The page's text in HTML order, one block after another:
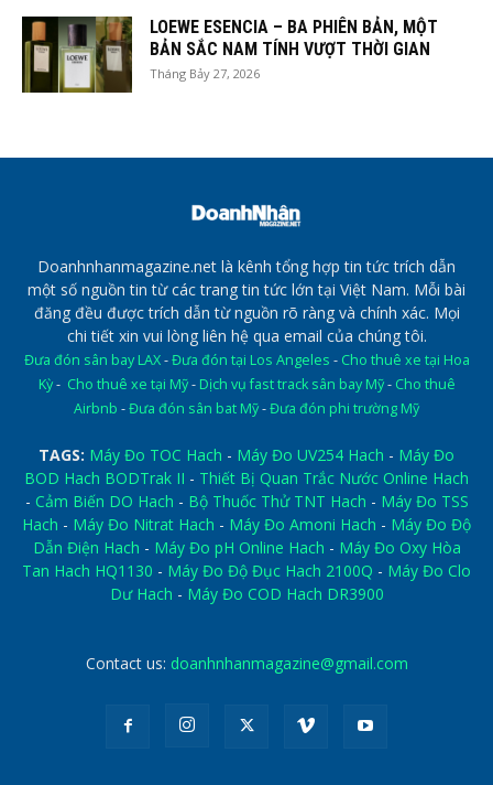
LOEWE ESENCIA – BA PHIÊN BẢN, MỘT
BẢN SẮC NAM TÍNH VƯỢT THỜI GIAN
Tháng Bảy 27, 2026
Doanhnhanmagazine.net là kênh tổng hợp tin tức trích dẫn
một số nguồn tin từ các trang tin tức lớn tại Việt Nam. Mỗi bài
đăng đều được trích dẫn từ nguồn rõ ràng và chính xác. Mọi
chi tiết xin vui lòng liên hệ qua email của chúng tôi.
Đưa đón sân bay LAX-Đưa đón tại Los Angeles - Cho thuê xe tại Hoa
Kỳ- Cho thuê xe tại Mỹ- Dịch vụ fast track sân bay Mỹ- Cho thuê
Airbnb -Đưa đón sân bat Mỹ-Đưa đón phi trường Mỹ
TAGS: Máy Đo TOC Hach - Máy Đo UV254 Hach - Máy Đo
BOD Hach BODTrak II - Thiết Bị Quan Trắc Nước Online Hach
- Cảm Biến DO Hach - Bộ Thuốc Thử TNT Hach - Máy Đo TSS
Hach - Máy Đo Nitrat Hach - Máy Đo Amoni Hach - Máy Đo Độ
Dẫn Điện Hach - Máy Đo pH Online Hach - Máy Đo Oxy Hòa
Tan Hach HQ1130 - Máy Đo Độ Đục Hach 2100Q - Máy Đo Clo
Dư Hach - Máy Đo COD Hach DR3900
Contact us: doanhnhanmagazine@gmail.com